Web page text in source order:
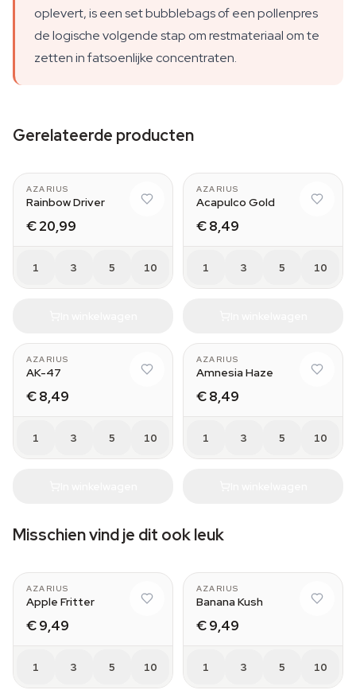
oplevert, is een set bubblebags of een pollenpres
de logische volgende stap om restmateriaal om te
zetten in fatsoenlijke concentraten.
Gerelateerde producten
AZARIUS
Rainbow Driver
€ 20,99
1 3 5 10
AZARIUS
Acapulco Gold
€ 8,49
1 3 5 10
AZARIUS
AK-47
€ 8,49
1 3 5 10
AZARIUS
Amnesia Haze
€ 8,49
1 3 5 10
Misschien vind je dit ook leuk
AZARIUS
Apple Fritter
€ 9,49
1 3 5 10
AZARIUS
Banana Kush
€ 9,49
1 3 5 10